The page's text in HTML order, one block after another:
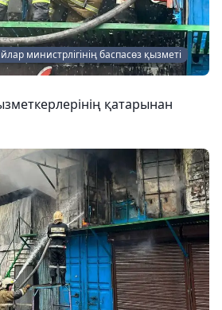
министрлігінің баспасөз қызметі
қатарынан